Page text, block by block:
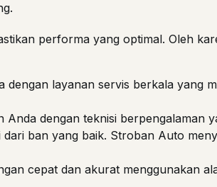
performa yang optimal. Oleh
dengan layanan servis berkala yang
Anda dengan teknisi berpengalaman
dari ban yang baik. Stroban Auto
cepat dan akurat menggunakan